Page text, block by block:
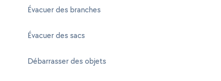
Évacuer des branches
Évacuer des sacs
Débarrasser des objets